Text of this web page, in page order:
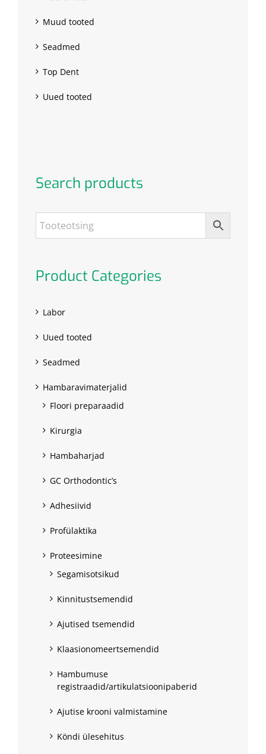
Muud tooted
Seadmed
Top Dent
Uued tooted
Search products
Product Categories
Labor
Uued tooted
Seadmed
Hambaravimaterjalid
Floori preparaadid
Kirurgia
Hambaharjad
GC Orthodontic’s
Adhesiivid
Profülaktika
Proteesimine
Segamisotsikud
Kinnitustsemendid
Ajutised tsemendid
Klaasionomeertsemendid
Hambumuse
registraadid/artikulatsioonipaberid
Ajutise krooni valmistamine
Köndi ülesehitus